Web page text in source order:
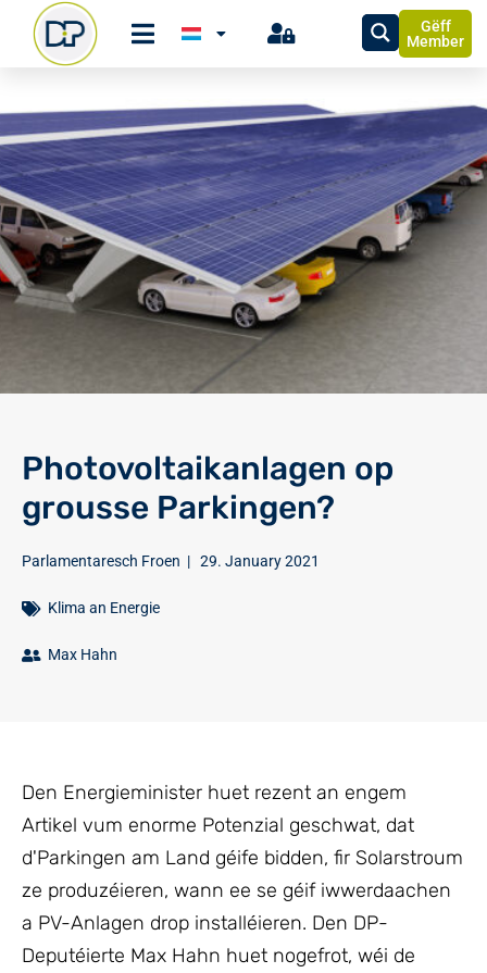
Gëff
Member
Photovoltaikanlagen op
grousse Parkingen?
Parlamentaresch Froen | 29. January 2021
Klima an Energie
Max Hahn
Den Energieminister huet rezent an engem
Artikel vum enorme Potenzial geschwat, dat
d'Parkingen am Land géife bidden, fir Solarstroum
ze produzéieren, wann ee se géif iwwerdaachen
a PV-Anlagen drop installéieren. Den DP-
Deputéierte Max Hahn huet nogefrot, wéi de